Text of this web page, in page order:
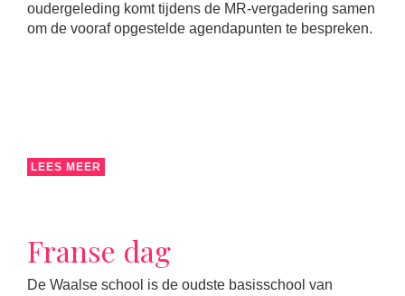
oudergeleding komt tijdens de MR-vergadering samen
om de vooraf opgestelde agendapunten te bespreken.
LEES MEER
Franse dag
De Waalse school is de oudste basisschool van